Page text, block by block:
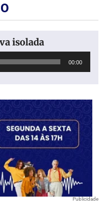
isolada
00:00
Publicidade